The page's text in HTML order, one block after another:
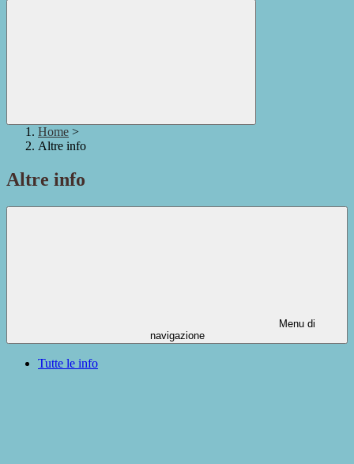
Home >
Altre info
Altre info
Menu di
navigazione
Tutte le info